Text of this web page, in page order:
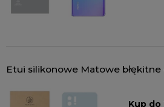
Etui silikonowe Matowe
Kup do